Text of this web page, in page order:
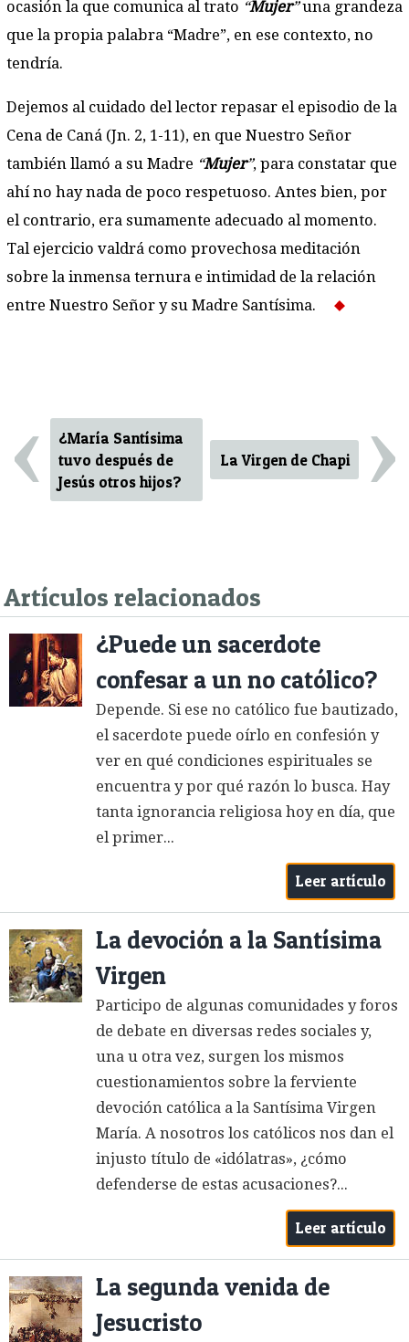
ocasión la que comunica al trato “Mujer”una grandeza
que la propia palabra “Madre”, en ese contexto, no
tendría.
Dejemos al cuidado del lector repasar el episodio de la
Cena de Caná (Jn. 2, 1-11), en que Nuestro Señor
también llamó a su Madre “Mujer”, para constatar que
ahí no hay nada de poco respetuoso. Antes bien, por
el contrario, era sumamente adecuado al momento.
Tal ejerci­cio valdrá como provechosa meditación
sobre la inmensa ternura e intimidad de la relación
entre Nuestro Señor y su Madre Santísima.
‹
¿María Santísima
tuvo después de
Jesús otros hijos?
La Virgen de Chapi ›
Artículos relacionados
¿Puede un sacerdote
confesar a un no católico?
Depende. Si ese no católico fue bautizado,
el sacerdote puede oírlo en confesión y
ver en qué condiciones espirituales se
encuentra y por qué razón lo busca. Hay
tanta ignorancia religiosa hoy en día, que
el primer...
Leer artículo
La devoción a la Santísima
Virgen
Participo de algunas comunidades y foros
de debate en diversas redes sociales y,
una u otra vez, surgen los mismos
cuestionamientos sobre la ferviente
devoción católica a la Santísima Virgen
María. A nosotros los católicos nos dan el
injusto título de «idólatras», ¿cómo
defenderse de estas acusaciones?...
Leer artículo
La segunda venida de
Jesucristo